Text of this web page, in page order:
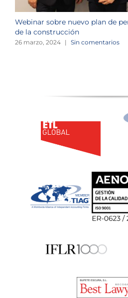
Webinar sobre nuevo plan de
de la construcción
26 marzo, 2024 | Sin comentarios